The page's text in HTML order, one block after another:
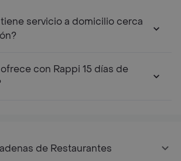
servicio a domicilio cerca
con Rappi 15 días de
de Restaurantes